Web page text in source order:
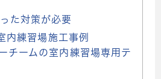
た対策が必要
内練習場施工事例
チームの室内練習場専用テ